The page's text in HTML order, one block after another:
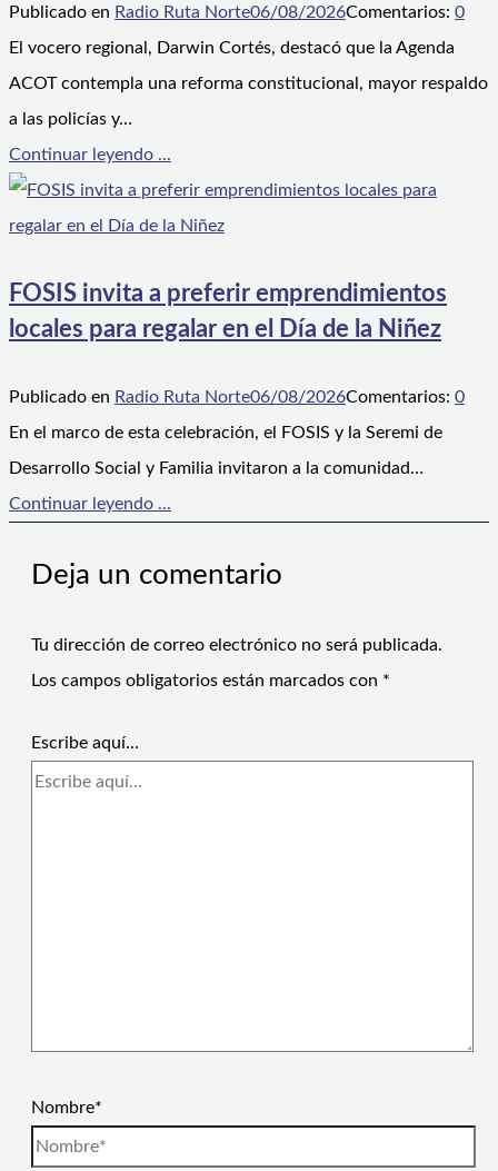
Publicado en Radio Ruta Norte06/08/2026Comentarios: 0
El vocero regional, Darwin Cortés, destacó que la Agenda
ACOT contempla una reforma constitucional, mayor respaldo
a las policías y…
Continuar leyendo ...
FOSIS invita a preferir emprendimientos
locales para regalar en el Día de la Niñez
Publicado en Radio Ruta Norte06/08/2026Comentarios: 0
En el marco de esta celebración, el FOSIS y la Seremi de
Desarrollo Social y Familia invitaron a la comunidad…
Continuar leyendo ...
Deja un comentario
Tu dirección de correo electrónico no será publicada.
Los campos obligatorios están marcados con *
Escribe aquí...
Nombre*